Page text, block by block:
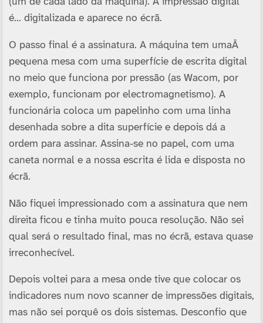
é… digitalizada e aparece no écrã.
O passo final é a assinatura. A máquina tem umaÂ
pequena mesa com uma superfí­cie de escrita digital
no meio que funciona por pressão (as Wacom, por
exemplo, funcionam por electromagnetismo). A
funcionária coloca um papelinho com uma linha
desenhada sobre a dita superfí­cie e depois dá a
ordem para assinar. Assina-se no papel, com uma
caneta normal e a nossa escrita é lida e disposta no
écrã.
Não fiquei impressionado com a assinatura que nem
direita ficou e tinha muito pouca resolução. Não sei
qual será o resultado final, mas no écrã, estava quase
irreconhecí­vel.
Depois voltei para a mesa onde tive que colocar os
indicadores num novo scanner de impressões digitais,
mas não sei porquê os dois sistemas. Desconfio que